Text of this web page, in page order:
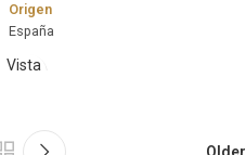
Origen
España
Marca
Helles Bock
Vista